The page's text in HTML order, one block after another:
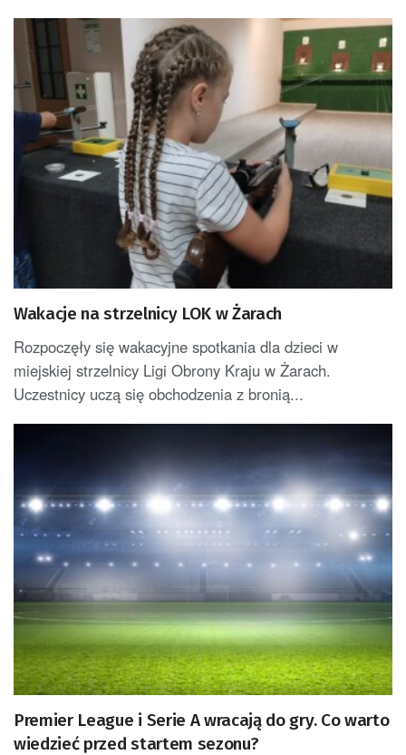
Wakacje na strzelnicy LOK w Żarach
Rozpoczęły się wakacyjne spotkania dla dzieci w
miejskiej strzelnicy Ligi Obrony Kraju w Żarach.
Uczestnicy uczą się obchodzenia z bronią...
Premier League i Serie A wracają do gry. Co warto
wiedzieć przed startem sezonu?